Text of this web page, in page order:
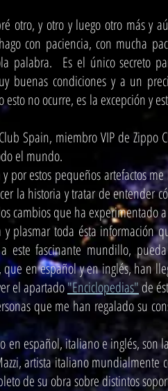
otro, y otro y luego otro más y
con paciencia, con mucha
palabra. Es el único secreto
buenas condiciones y a un
no ocurre, es la excepción y
Spain, miembro VIP de
el mundo.
por estos pequeños artefactos
la historia y tratar de entender
cambios que ha
plasmar toda ésta información
este fascinante mundillo,
en español y en inglés, han
el apartado"Enciclopedias" de
que me han regalado su
en español, italiano e inglés, son
artista italiano mundialmente
de su obra sobre distintos